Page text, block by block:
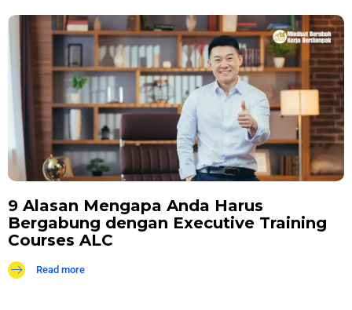
9 Alasan Mengapa Anda Harus
Bergabung dengan Executive Training
Courses ALC
Read more